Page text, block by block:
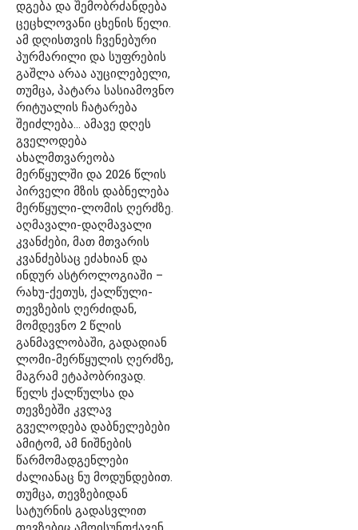
დგება და შემობრძანდება
ცეცხლოვანი ცხენის წელი.
ამ დღისთვის ჩვენებური
პურმარილი და სუფრების
გაშლა არაა აუცილებელი,
თუმცა, პატარა სასიამოვნო
რიტუალის ჩატარება
შეიძლება… ამავე დღეს
გველოდება
ახალმთვარეობა
მერწყულში და 2026 წლის
პირველი მზის დაბნელება
მერწყული-ლომის ღერძზე.
აღმავალი-დაღმავალი
კვანძები, მათ მთვარის
კვანძებსაც ეძახიან და
ინდურ ასტროლოგიაში –
რახუ-ქეთუს, ქალწული-
თევზების ღერძიდან,
მომდევნო 2 წლის
განმავლობაში, გადადიან
ლომი-მერწყულის ღერძზე,
მაგრამ ეტაპობრივად.
წელს ქალწულსა და
თევზებში კვლავ
გველოდება დაბნელებები
ამიტომ, ამ ნიშნების
წარმომადგენლები
ძალიანაც ნუ მოდუნდებით.
თუმცა, თევზებიდან
სატურნის გადასვლით